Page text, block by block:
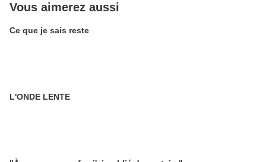
Vous aimerez aussi
Ce que je sais reste
L'ONDE LENTE